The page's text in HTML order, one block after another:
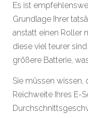
Es ist
Grundlage Ihrer
anstatt einen Roller
diese viel teurer
größere Batterie,
Sie müssen wissen,
Reichweite Ihres E-